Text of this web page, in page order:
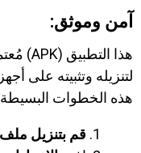
آمن وموثق:
هذه الخطوات
قم بتنزيل ملف APK